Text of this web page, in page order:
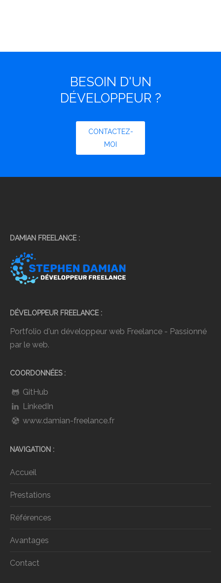
BESOIN D'UN
DÉVELOPPEUR ?
CONTACTEZ-
MOI
DAMIAN FREELANCE
DÉVELOPPEUR FREELANCE
Portfolio d'un développeur web Freelance - Passionné
par le web.
COORDONNÉES
GitHub
LinkedIn
www.damian-freelance.fr
NAVIGATION
Accueil
Prestations
Références
Avantages
Contact